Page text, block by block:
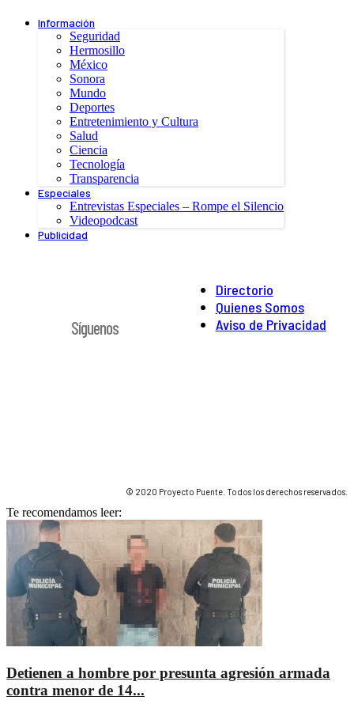
Información
Seguridad
Hermosillo
México
Sonora
Mundo
Deportes
Entretenimiento y Cultura
Salud
Ciencia
Tecnología
Transparencia
Especiales
Entrevistas Especiales – Rompe el Silencio
Videopodcast
Publicidad
Directorio
Quienes Somos
Aviso de Privacidad
Síguenos
© 2020 Proyecto Puente. Todos los derechos reservados.
Te recomendamos leer:
Detienen a hombre por presunta agresión armada
contra menor de 14...